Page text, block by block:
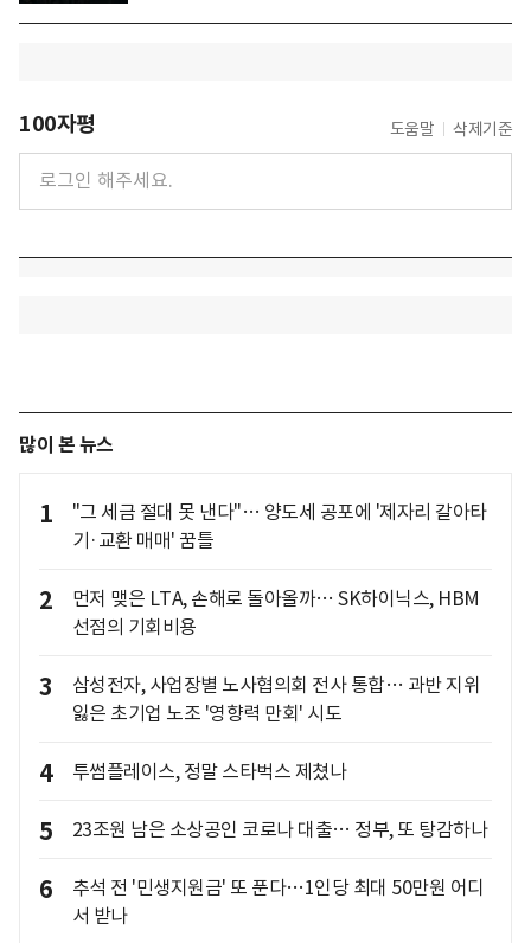
100자평 도움말 삭제기준
많이 본 뉴스
1
"그 세금 절대 못 낸다"… 양도세 공포에 '제자리 갈아타
기·교환 매매' 꿈틀
2
먼저 맺은 LTA, 손해로 돌아올까… SK하이닉스, HBM
선점의 기회비용
3
삼성전자, 사업장별 노사협의회 전사 통합… 과반 지위
잃은 초기업 노조 '영향력 만회' 시도
4 투썸플레이스, 정말 스타벅스 제쳤나
5 23조원 남은 소상공인 코로나 대출… 정부, 또 탕감하나
6
추석 전 '민생지원금' 또 푼다…1인당 최대 50만원 어디
서 받나